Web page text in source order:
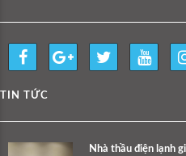
TIN TỨC
Nhà thầu điện lạnh